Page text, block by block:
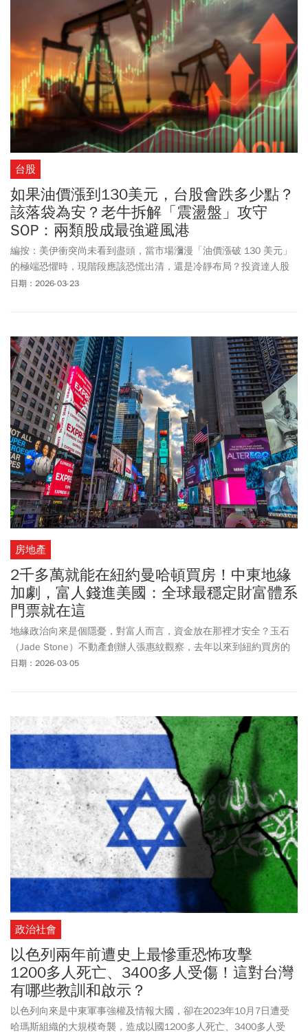
台股
如果油價漲到130美元，台股會跌多少點？
該落袋為安？老牛拆解「震盪盤」攻守
SOP：兩類股成最強避風港
編按：美伊衝突尚未看到盡頭，當市場瀰漫「油價漲破 130 美元」
的極端恐懼時，現階段應該恐慌出清，還是冷靜布局？投資達人股
海老牛解析「油價三劇本」，預判台股攻守策略。雖然短期震盪難
SOP。
日期：2026-03-23
房地產
2千多萬就能在紐約曼哈頓買房！中東地緣
加劇，富人錢進美國：全球最穩定財富體系
門票就在這
地緣政治向來是個隱憂，對富人而言，資金放在那裡才安全？玉石
（Jade Stone）不動產創辦人張惠紋觀察，去年以來到紐約買房的
台灣人變多了。她認為有2原因，一是台股創新高，億萬富翁變多
日期：2026-03-05
政治社會
以色列兩年前遭史上最慘重恐怖攻擊
1200多人死亡、3400多人受傷！這對台灣
有哪些教訓和啟示？
以色列向來是中東軍事強權及情報大國，卻在2023年10月7日遭受
哈瑪斯組織的大規模奇襲，造成以國1200多人死亡、3400多人受